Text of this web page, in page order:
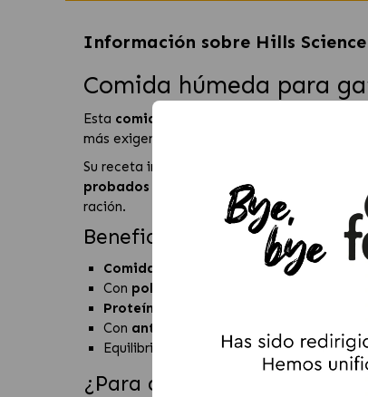
Información sobre Hills
Comida húmeda para
Esta comida húmeda para gatos adultos
más exigentes. Está especialmente
Su receta incorpora
probados y una combinación de vitaminas
ración.
Beneficios principales
Comida húmeda completa para gatos
Con pollo
Proteínas de alta calidad
Con antioxidantes y vitaminas C y E
Equilibrio energético para ayudar a
¿Para qué gatos está